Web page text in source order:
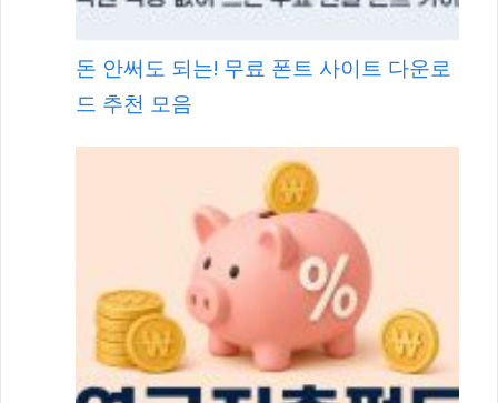
돈 안써도 되는! 무료 폰트 사이트 다운로
드 추천 모음